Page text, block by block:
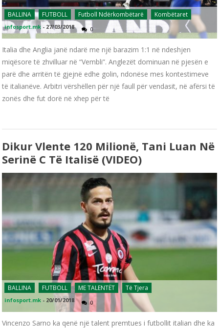
BALLINA FUTBOLL Futboll Ndërkombëtarë Kombëtaret
infosport.mk - 27/03/2018 0
Italia dhe Anglia janë ndarë me një barazim 1:1 në ndeshjen
miqësore të zhvilluar në “Vembli”. Anglezët dominuan në pjesën e
parë dhe arritën të gjejnë edhe golin, ndonëse mes kontestimeve
të italianëve. Arbitri vërshëllen për një faull për vendasit, në afërsi të
zonës dhe fut dorë në xhep për të
Dikur Vlente 120 Milionë, Tani Luan Në
Serinë C Të Italisë (VIDEO)
BALLINA FUTBOLL ME TALENTËT Të Tjera
infosport.mk - 20/01/2018 0
Vincenzo Sarno ka qenë një talent premtues i futbollit italian dhe ka